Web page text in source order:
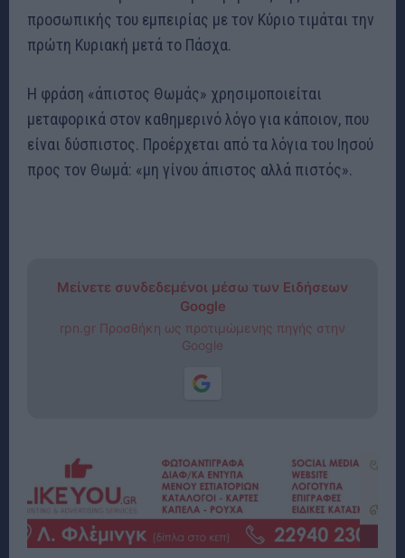
προσωπικής του εμπειρίας με τον Κύριο τιμάται την
πρώτη Κυριακή μετά το Πάσχα.
Η φράση «άπιστος Θωμάς» χρησιμοποιείται
μεταφορικά στον καθημερινό λόγο για κάποιον, που
είναι δύσπιστος. Προέρχεται από τα λόγια του Ιησού
προς τον Θωμά: «μη γίνου άπιστος αλλά πιστός».
Μείνετε συνδεδεμένοι μέσω των Ειδήσεων
Google
rpn.gr Προσθήκη ως προτιμώμενης πηγής στην
Google